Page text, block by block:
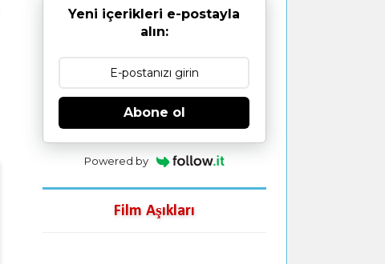
Yeni içerikleri e-postayla
alın:
Abone ol
Powered by
Film Aşıkları